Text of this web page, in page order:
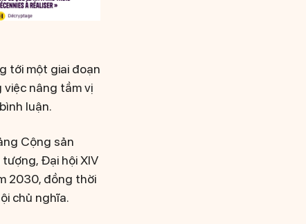
tới một giai đoạn
nâng tầm vị
luận.
Cộng sản
Đại hội XIV
2030, đồng thời
chủ nghĩa.